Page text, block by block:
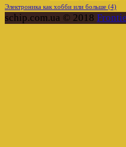
Электроника как хобби или больше (4)
schip.com.ua © 2018